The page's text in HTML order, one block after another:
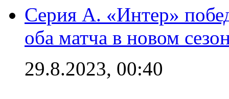
Серия А. «Интер»
оба матча в новом
29.8.2023, 00:40